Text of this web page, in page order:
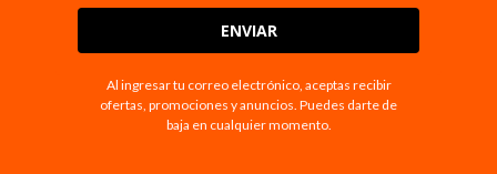
ENVIAR
Al ingresar tu correo electrónico, aceptas recibir
ofertas, promociones y anuncios. Puedes darte de
baja en cualquier momento.